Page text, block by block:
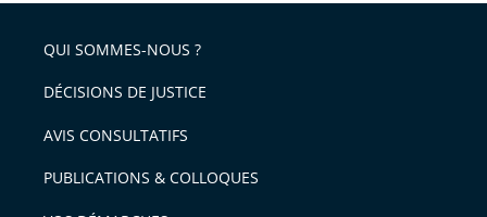
arriver
après
l'article
pour
avant
QUI SOMMES-NOUS ?
DÉCISIONS DE JUSTICE
AVIS CONSULTATIFS
PUBLICATIONS & COLLOQUES